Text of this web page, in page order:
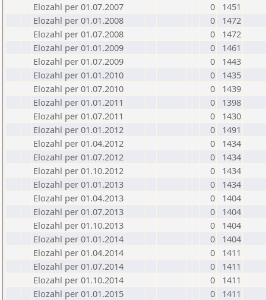
Elozahl per 01.07.2007
0
1451
Elozahl per 01.01.2008
0
1472
Elozahl per 01.07.2008
0
1472
Elozahl per 01.01.2009
0
1461
Elozahl per 01.07.2009
0
1443
Elozahl per 01.01.2010
0
1435
Elozahl per 01.07.2010
0
1439
Elozahl per 01.01.2011
0
1398
Elozahl per 01.07.2011
0
1430
Elozahl per 01.01.2012
0
1491
Elozahl per 01.04.2012
0
1434
Elozahl per 01.07.2012
0
1434
Elozahl per 01.10.2012
0
1434
Elozahl per 01.01.2013
0
1434
Elozahl per 01.04.2013
0
1404
Elozahl per 01.07.2013
0
1404
Elozahl per 01.10.2013
0
1404
Elozahl per 01.01.2014
0
1404
Elozahl per 01.04.2014
0
1411
Elozahl per 01.07.2014
0
1411
Elozahl per 01.10.2014
0
1411
Elozahl per 01.01.2015
0
1411